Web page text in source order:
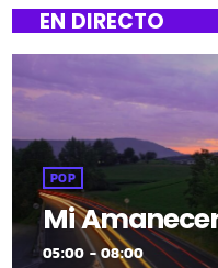
EN DIRECTO
POP
Mi Amanecer
05:00 - 08:00